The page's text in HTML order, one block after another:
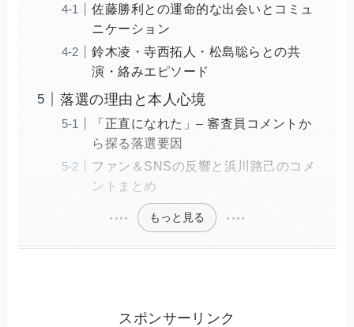
佐藤勝利との運命的な出会いとコミュ
ニケーション
鈴木凌・寺西拓人・松島聡らとの共
演・絡みエピソード
落選の理由と本人心境
「正直になれた」– 審査員コメントか
ら探る落選要因
ファン＆SNSの反響と浜川路己のコメ
ントまとめ
もっと見る
スポンサーリンク